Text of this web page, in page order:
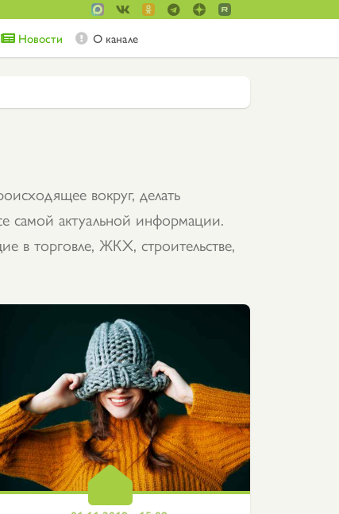
Новости О канале
вокруг, делать
самой актуальной информации.
в торговле, ЖКХ, строительстве,